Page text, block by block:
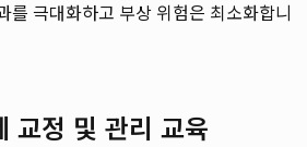
를 극대화하고 부상 위험은 최소화합니
교정 및 관리 교육